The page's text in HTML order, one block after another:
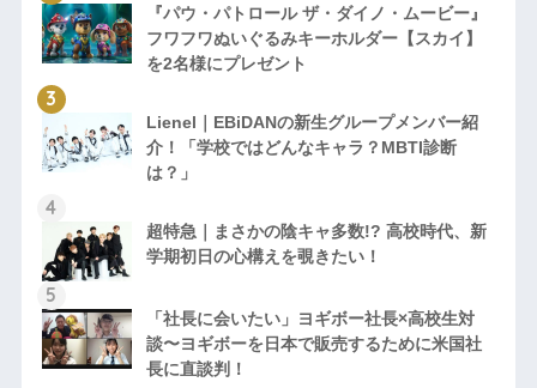
『パウ・パトロール ザ・ダイノ・ムービー』
フワフワぬいぐるみキーホルダー【スカイ】
を2名様にプレゼント
Lienel｜EBiDANの新生グループメンバー紹
介！「学校ではどんなキャラ？MBTI診断
は？」
超特急｜まさかの陰キャ多数!? 高校時代、新
学期初日の心構えを覗きたい！
「社長に会いたい」ヨギボー社長×高校生対
談〜ヨギボーを日本で販売するために米国社
長に直談判！